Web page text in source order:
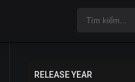
RELEASE YEAR